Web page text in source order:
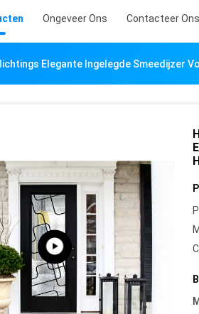
Ongeveer Ons Contacteer Ons
Elegante Ingelegde Smeedijzer